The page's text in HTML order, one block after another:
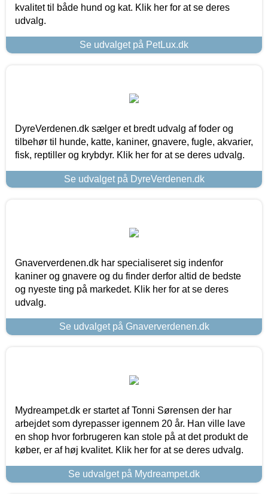
kvalitet til både hund og kat. Klik her for at se deres
udvalg.
Se udvalget på PetLux.dk
DyreVerdenen.dk sælger et bredt udvalg af foder og
tilbehør til hunde, katte, kaniner, gnavere, fugle, akvarier,
fisk, reptiller og krybdyr. Klik her for at se deres udvalg.
Se udvalget på DyreVerdenen.dk
Gnaververdenen.dk har specialiseret sig indenfor
kaniner og gnavere og du finder derfor altid de bedste
og nyeste ting på markedet. Klik her for at se deres
udvalg.
Se udvalget på Gnaververdenen.dk
Mydreampet.dk er startet af Tonni Sørensen der har
arbejdet som dyrepasser igennem 20 år. Han ville lave
en shop hvor forbrugeren kan stole på at det produkt de
køber, er af høj kvalitet. Klik her for at se deres udvalg.
Se udvalget på Mydreampet.dk